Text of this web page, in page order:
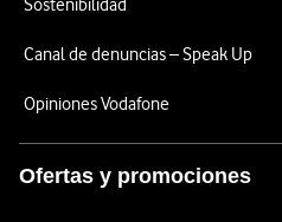
Sostenibilidad
Canal de denuncias – Speak Up
Opiniones Vodafone
Ofertas y promociones